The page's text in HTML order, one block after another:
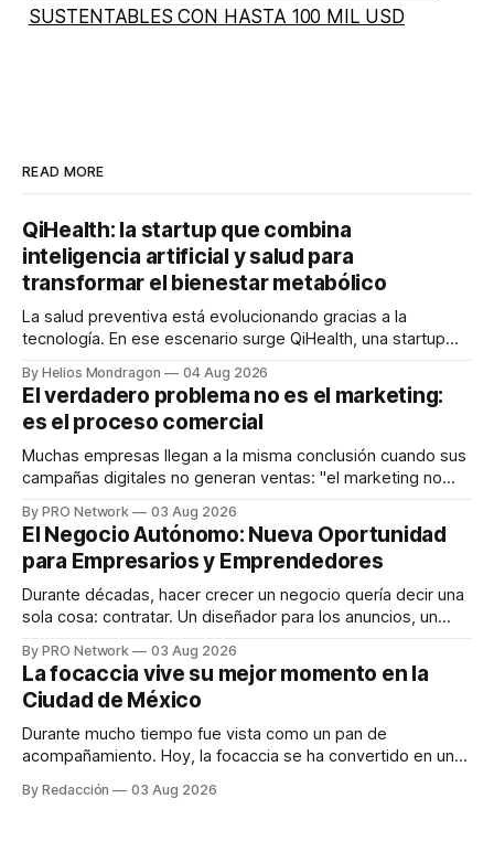
SUSTENTABLES CON HASTA 100 MIL USD
READ MORE
QiHealth: la startup que combina
inteligencia artificial y salud para
transformar el bienestar metabólico
La salud preventiva está evolucionando gracias a la
tecnología. En ese escenario surge QiHealth, una startup
dispositivos inteligentes, inteligencia artificial y monitoreo
en tiempo real para ayudar a las personas a tomar mejores
decisiones sobre su salud metabólica. Su propuesta busca
responder
By Helios Mondragon 04 Aug 2026
El verdadero problema no es el marketing:
es el proceso comercial
Muchas empresas llegan a la misma conclusión cuando sus
campañas digitales no generan ventas: "el marketing no
INTERIUS, el problema suele estar en otro lugar. Durante
una entrevista para el podcast SER PRO, el especialista en
marketing digital explicó que
By PRO Network 03 Aug 2026
El Negocio Autónomo: Nueva Oportunidad
para Empresarios y Emprendedores
Durante décadas, hacer crecer un negocio quería decir una
sola cosa: contratar. Un diseñador para los anuncios, un
para los textos, alguien que supiera de publicidad digital
para encontrar prospectos, un vendedor para atender
llamadas y mensajes, y —con suerte— una persona
By PRO Network 03 Aug 2026
La focaccia vive su mejor momento en la
Ciudad de México
Durante mucho tiempo fue vista como un pan de
acompañamiento. Hoy, la focaccia se ha convertido en uno
artesanal, ingredientes de calidad y experiencias que
By Redacción 03 Aug 2026